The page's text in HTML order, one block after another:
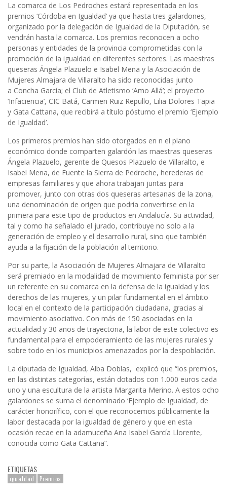
La comarca de Los Pedroches estará representada en los
premios ‘Córdoba en Igualdad’ ya que hasta tres galardones,
organizado por la delegación de Igualdad de la Diputación, se
vendrán hasta la comarca. Los premios reconocen a ocho
personas y entidades de la provincia comprometidas con la
promoción de la igualdad en diferentes sectores. Las maestras
queseras Ángela Plazuelo e Isabel Mena y la Asociación de
Mujeres Almajara de Villaralto ha sido reconocidas junto
a Concha García; el Club de Atletismo ‘Amo Allá’; el proyecto
‘Infaciencia’, CIC Batá, Carmen Ruiz Repullo, Lilia Dolores Tapia
y Gata Cattana, que recibirá a título póstumo el premio ‘Ejemplo
de Igualdad’.
Los primeros premios han sido otorgados en n el plano
económico donde comparten galardón las maestras queseras
Ángela Plazuelo, gerente de Quesos Plazuelo de Villaralto, e
Isabel Mena, de Fuente la Sierra de Pedroche, herederas de
empresas familiares y que ahora trabajan juntas para
promover, junto con otras dos queseras artesanas de la zona,
una denominación de origen que podría convertirse en la
primera para este tipo de productos en Andalucía. Su actividad,
tal y como ha señalado el jurado, contribuye no solo a la
generación de empleo y el desarrollo rural, sino que también
ayuda a la fijación de la población al territorio.
Por su parte, la Asociación de Mujeres Almajara de Villaralto
será premiado en la modalidad de movimiento feminista por ser
un referente en su comarca en la defensa de la igualdad y los
derechos de las mujeres, y un pilar fundamental en el ámbito
local en el contexto de la participación ciudadana, gracias al
movimiento asociativo. Con más de 150 asociadas en la
actualidad y 30 años de trayectoria, la labor de este colectivo es
fundamental para el empoderamiento de las mujeres rurales y
sobre todo en los municipios amenazados por la despoblación.
La diputada de Igualdad, Alba Doblas, explicó que “los premios,
en las distintas categorías, están dotados con 1.000 euros cada
uno y una escultura de la artista Margarita Merino. A estos ocho
galardones se suma el denominado ‘Ejemplo de Igualdad’, de
carácter honorífico, con el que reconocemos públicamente la
labor destacada por la igualdad de género y que en esta
ocasión recae en la adamuceña Ana Isabel García Llorente,
conocida como Gata Cattana”.
ETIQUETAS
igualdad Premios